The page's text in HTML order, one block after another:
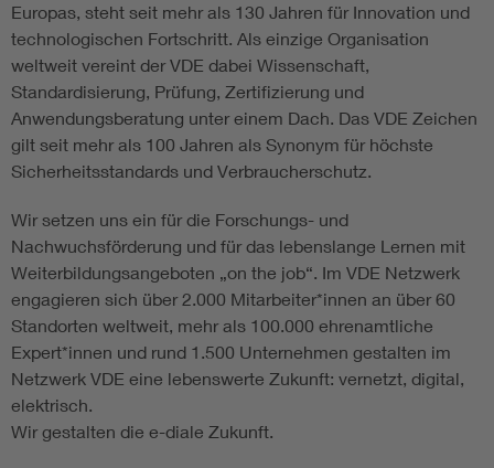
Europas, steht seit mehr als 130 Jahren für Innovation und
technologischen Fortschritt. Als einzige Organisation
weltweit vereint der VDE dabei Wissenschaft,
Standardisierung, Prüfung, Zertifizierung und
Anwendungsberatung unter einem Dach. Das VDE Zeichen
gilt seit mehr als 100 Jahren als Synonym für höchste
Sicherheitsstandards und Verbraucherschutz.
Wir setzen uns ein für die Forschungs- und
Nachwuchsförderung und für das lebenslange Lernen mit
Weiterbildungsangeboten „on the job“. Im VDE Netzwerk
engagieren sich über 2.000 Mitarbeiter*innen an über 60
Standorten weltweit, mehr als 100.000 ehrenamtliche
Expert*innen und rund 1.500 Unternehmen gestalten im
Netzwerk VDE eine lebenswerte Zukunft: vernetzt, digital,
elektrisch.
Wir gestalten die e-diale Zukunft.